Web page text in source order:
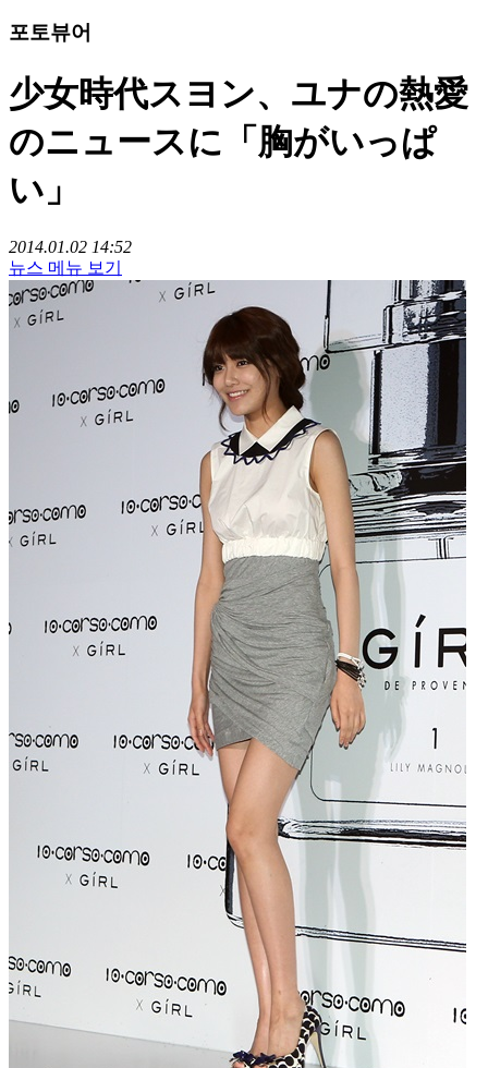
포토뷰어
少女時代スヨン、ユナの熱愛
のニュースに「胸がいっぱ
い」
2014.01.02 14:52
뉴스 메뉴 보기